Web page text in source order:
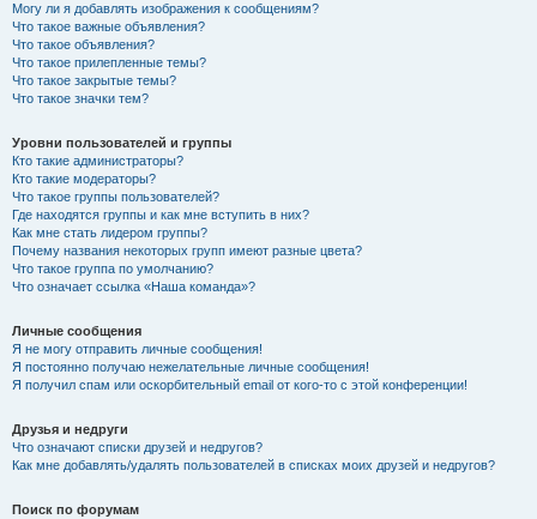
Могу ли я добавлять изображения к сообщениям?
Что такое важные объявления?
Что такое объявления?
Что такое прилепленные темы?
Что такое закрытые темы?
Что такое значки тем?
Уровни пользователей и группы
Кто такие администраторы?
Кто такие модераторы?
Что такое группы пользователей?
Где находятся группы и как мне вступить в них?
Как мне стать лидером группы?
Почему названия некоторых групп имеют разные цвета?
Что такое группа по умолчанию?
Что означает ссылка «Наша команда»?
Личные сообщения
Я не могу отправить личные сообщения!
Я постоянно получаю нежелательные личные сообщения!
Я получил спам или оскорбительный email от кого-то с этой конференции!
Друзья и недруги
Что означают списки друзей и недругов?
Как мне добавлять/удалять пользователей в списках моих друзей и недругов?
Поиск по форумам